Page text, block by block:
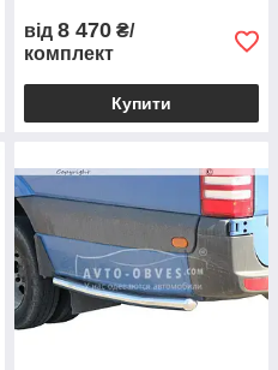
від 8 470 ₴/
комплект
Купити